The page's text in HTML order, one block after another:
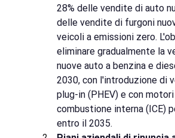
28% delle vendite di auto
delle vendite di furgoni
veicoli a emissioni zero.
eliminare gradualmente la
nuove auto a benzina e
2030, con l'introduzione di
plug-in (PHEV) e con
combustione interna (ICE)
entro il 2035.